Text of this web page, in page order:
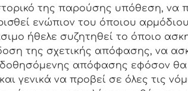
της παρούσης υπόθεση, να
ενώπιον του όποιου
ήθελε συζητηθεί το όποιο
της σχετικής απόφασης, να
απόφασης εφόσον θα
γενικά να προβεί σε όλες τις